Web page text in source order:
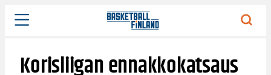
Siirry
sisältöön
Korisliigan ennakkokatsaus